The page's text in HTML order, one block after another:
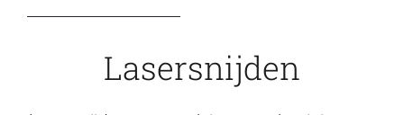
Lasersnijden